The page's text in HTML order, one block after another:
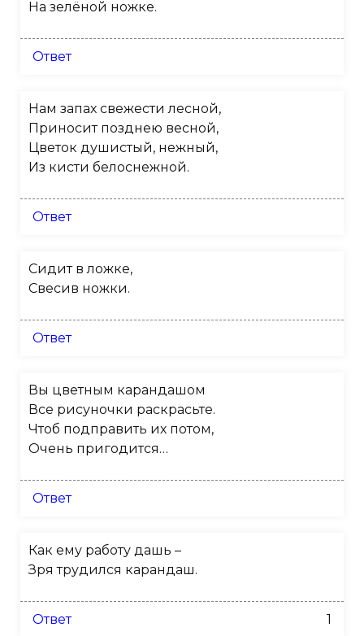
На зелёной ножке.
Ответ
Нам запах свежести лесной,
Приносит позднею весной,
Цветок душистый, нежный,
Из кисти белоснежной.
Ответ
Сидит в ложке,
Свесив ножки.
Ответ
Вы цветным карандашом
Все рисуночки раскрасьте.
Чтоб подправить их потом,
Очень пригодится…
Ответ
Как ему работу дашь –
Зря трудился карандаш.
Ответ 1